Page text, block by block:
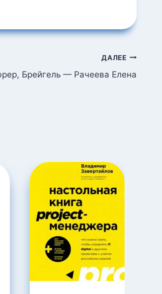
ДАЛЕЕ
Брейгель — Рачеева Елена